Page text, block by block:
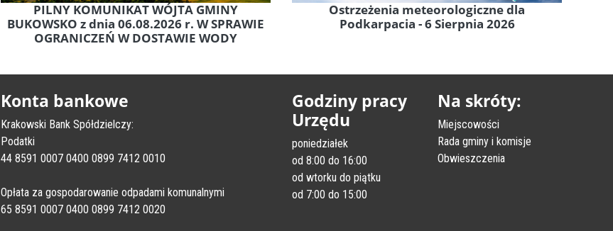
PILNY KOMUNIKAT WÓJTA GMINY
BUKOWSKO z dnia 06.08.2026 r. W SPRAWIE
OGRANICZEŃ W DOSTAWIE WODY
Ostrzeżenia meteorologiczne dla
Podkarpacia - 6 Sierpnia 2026
Konta bankowe
Krakowski Bank Spółdzielczy:
Podatki
44 8591 0007 0400 0899 7412 0010
Opłata za gospodarowanie odpadami komunalnymi
65 8591 0007 0400 0899 7412 0020
Godziny pracy
Urzędu
poniedziałek
od 8:00 do 16:00
od wtorku do piątku
od 7:00 do 15:00
Na skróty:
Miejscowości
Rada gminy i komisje
Obwieszczenia